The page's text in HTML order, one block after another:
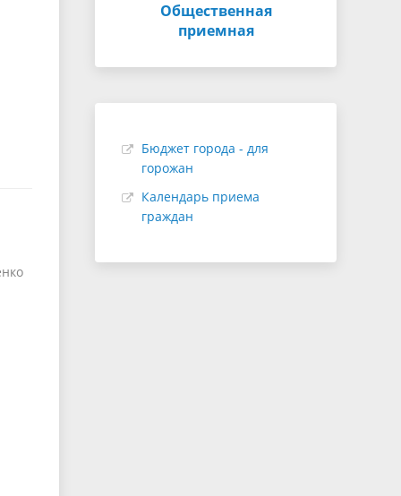
Общественная
приемная
Бюджет города - для
горожан
Календарь приема
граждан